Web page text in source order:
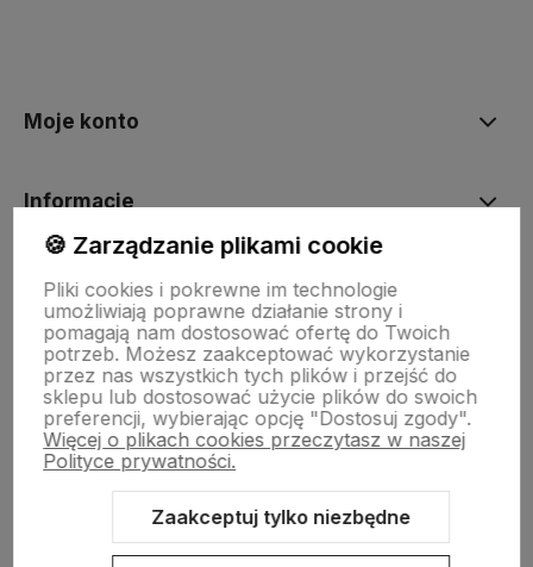
Moje konto
Informacje
O nas
Dostawa i płatności
Sklepy stacjonarne
Obsługa hurtowa
🍪 Zarządzanie plikami cookie
Pliki cookies i pokrewne im technologie
umożliwiają poprawne działanie strony i
pomagają nam dostosować ofertę do Twoich
potrzeb. Możesz zaakceptować wykorzystanie
przez nas wszystkich tych plików i przejść do
sklepu lub dostosować użycie plików do swoich
preferencji, wybierając opcję "Dostosuj zgody".
Więcej o plikach cookies przeczytasz w naszej
Polityce prywatności.
Zaakceptuj tylko niezbędne